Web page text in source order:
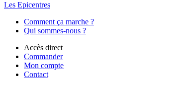
Les Epicentres
Comment ça marche ?
Qui sommes-nous ?
Accès direct
Commander
Mon compte
Contact